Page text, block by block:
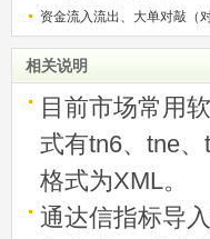
资金流入流出、大单对敲（
相关说明
目前市场常用
式有tn6、tne
格式为XML。
通达信指标导